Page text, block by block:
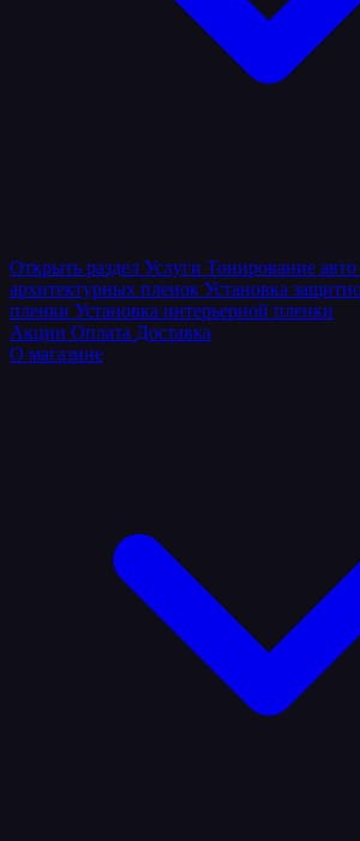
Открыть раздел Услуги Тонирование авто
архитектурных пленок Установка
пленки Установка интерьерной пленки
Акции Оплата Доставка
О магазине